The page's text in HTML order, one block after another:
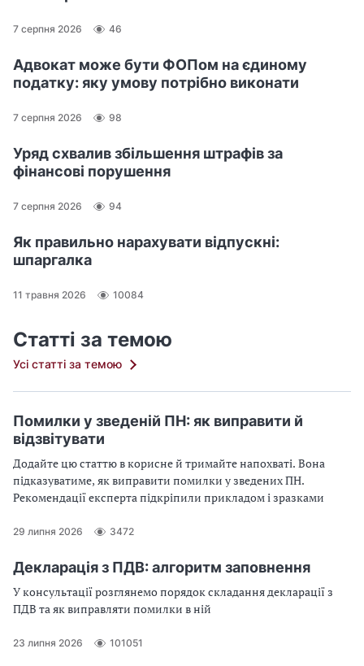
7 серпня 2026 46
Адвокат може бути ФОПом на єдиному
податку: яку умову потрібно виконати
7 серпня 2026 98
Уряд схвалив збільшення штрафів за
фінансові порушення
7 серпня 2026 94
Як правильно нарахувати відпускні:
шпаргалка
11 травня 2026 10084
Статті за темою
Усі статті за темою
Помилки у зведеній ПН: як виправити й
відзвітувати
Додайте цю статтю в корисне й тримайте напохваті. Вона
підказуватиме, як виправити помилки у зведених ПН.
Рекомендації експерта підкріпили прикладом і зразками
29 липня 2026 3472
Декларація з ПДВ: алгоритм заповнення
У консультації розглянемо порядок складання декларації з
ПДВ та як виправляти помилки в ній
23 липня 2026 101051